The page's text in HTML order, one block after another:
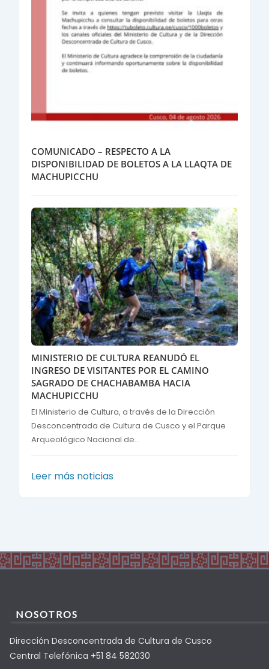
COMUNICADO – RESPECTO A LA
DISPONIBILIDAD DE BOLETOS A LA LLAQTA DE
MACHUPICCHU
MINISTERIO DE CULTURA REANUDÓ EL
INGRESO DE VISITANTES POR EL CAMINO
SAGRADO DE CHACHABAMBA HACIA
MACHUPICCHU
El Ministerio de Cultura, a través de la Dirección
Desconcentrada de Cultura de Cusco y el Parque
Arqueológico Nacional de...
Leer más noticias
NOSOTROS
Dirección Desconcentrada de Cultura de Cusco
Central Telefónica +51 84 582030